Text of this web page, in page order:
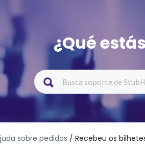
¿Qué
sobre pedidos / Recebeu os